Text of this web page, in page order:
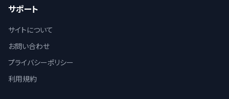
サポート
サイトについて
お問い合わせ
プライバシーポリシー
利用規約